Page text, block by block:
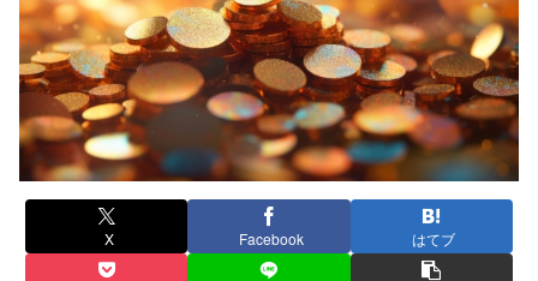
X Facebook はてブ